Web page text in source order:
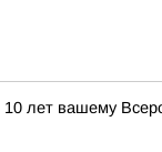
лет вашему